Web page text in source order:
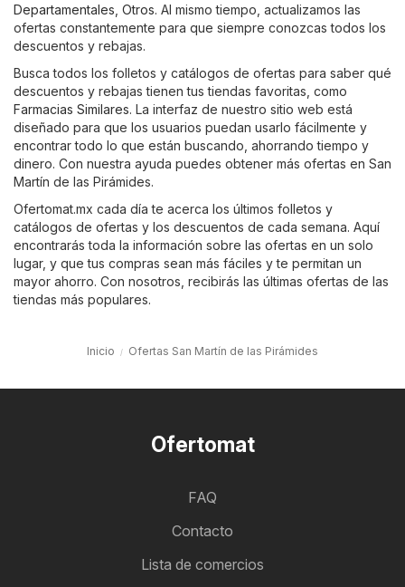
Departamentales Otros. Al mismo tiempo, actualizamos las
ofertas constantemente para que siempre conozcas todos los
descuentos y rebajas.
Busca todos los folletos y catálogos de ofertas para saber qué
descuentos y rebajas tienen tus tiendas favoritas, como
Farmacias Similares. La interfaz de nuestro sitio web está
diseñado para que los usuarios puedan usarlo fácilmente y
encontrar todo lo que están buscando, ahorrando tiempo y
dinero. Con nuestra ayuda puedes obtener más ofertas en San
Martín de las Pirámides.
Ofertomat.mx cada día te acerca los últimos folletos y
catálogos de ofertas y los descuentos de cada semana. Aquí
encontrarás toda la información sobre las ofertas en un solo
lugar, y que tus compras sean más fáciles y te permitan un
mayor ahorro. Con nosotros, recibirás las últimas ofertas de las
tiendas más populares.
Inicio Ofertas San Martín de las Pirámides
Ofertomat
FAQ
Contacto
Lista de comercios